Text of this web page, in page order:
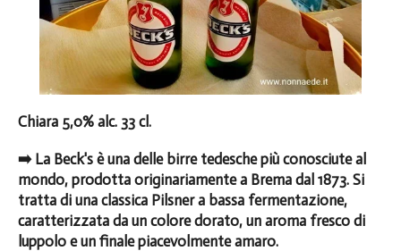
Chiara 5,0% alc. 33 cl.
➡️ La Beck's è una delle birre tedesche più conosciute al
mondo, prodotta originariamente a Brema dal 1873. Si
tratta di una classica Pilsner a bassa fermentazione,
caratterizzata da un colore dorato, un aroma fresco di
luppolo e un finale piacevolmente amaro.